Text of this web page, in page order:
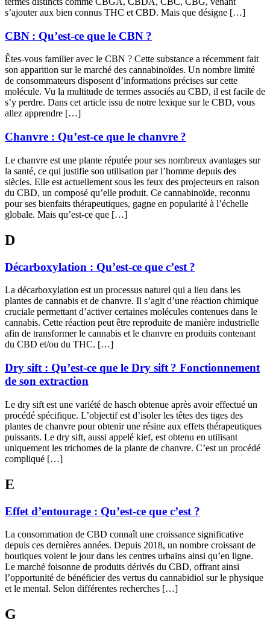
s’ajouter aux bien connus THC et CBD. Mais que désigne […]
CBN : Qu’est-ce que le CBN ?
Êtes-vous familier avec le CBN ? Cette substance a récemment fait
son apparition sur le marché des cannabinoïdes. Un nombre limité
de consommateurs disposent d’informations précises sur cette
molécule. Vu la multitude de termes associés au CBD, il est facile de
s’y perdre. Dans cet article issu de notre lexique sur le CBD, vous
allez apprendre […]
Chanvre : Qu’est-ce que le chanvre ?
Le chanvre est une plante réputée pour ses nombreux avantages sur
la santé, ce qui justifie son utilisation par l’homme depuis des
siècles. Elle est actuellement sous les feux des projecteurs en raison
du CBD, un composé qu’elle produit. Ce cannabinoïde, reconnu
pour ses bienfaits thérapeutiques, gagne en popularité à l’échelle
globale. Mais qu’est-ce que […]
D
Décarboxylation : Qu’est-ce que c’est ?
La décarboxylation est un processus naturel qui a lieu dans les
plantes de cannabis et de chanvre. Il s’agit d’une réaction chimique
cruciale permettant d’activer certaines molécules contenues dans le
cannabis. Cette réaction peut être reproduite de manière industrielle
afin de transformer le cannabis et le chanvre en produits contenant
du CBD et/ou du THC. […]
Dry sift : Qu’est-ce que le Dry sift ? Fonctionnement
de son extraction
Le dry sift est une variété de hasch obtenue après avoir effectué un
procédé spécifique. L’objectif est d’isoler les têtes des tiges des
plantes de chanvre pour obtenir une résine aux effets thérapeutiques
puissants. Le dry sift, aussi appelé kief, est obtenu en utilisant
uniquement les trichomes de la plante de chanvre. C’est un procédé
compliqué […]
E
Effet d’entourage : Qu’est-ce que c’est ?
La consommation de CBD connaît une croissance significative
depuis ces dernières années. Depuis 2018, un nombre croissant de
boutiques voient le jour dans les centres urbains ainsi qu’en ligne.
Le marché foisonne de produits dérivés du CBD, offrant ainsi
l’opportunité de bénéficier des vertus du cannabidiol sur le physique
et le mental. Selon différentes recherches […]
G